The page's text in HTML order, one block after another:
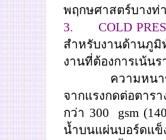
พฤกษศาสตร์บาง
3. COLD
สำหรับงานด้านภูมิ
งานที่ต้องการเน้นร
ความหนาของ
จากแรงกดต่อตารา
กว่า 300 gsm (
น้ำบนแผ่นบอร์ดแข็